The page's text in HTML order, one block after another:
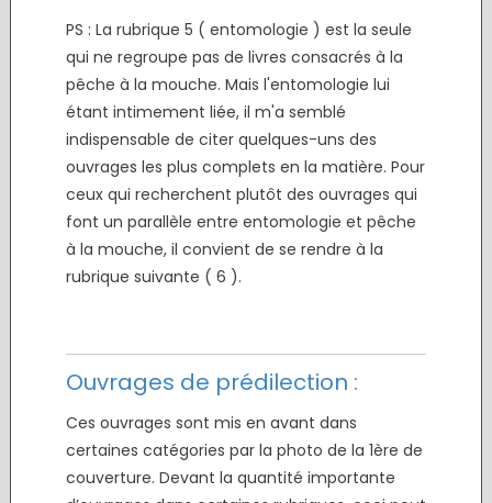
PS : La rubrique 5 ( entomologie ) est la seule
qui ne regroupe pas de livres consacrés à la
pêche à la mouche. Mais l'entomologie lui
étant intimement liée, il m'a semblé
indispensable de citer quelques-uns des
ouvrages les plus complets en la matière. Pour
ceux qui recherchent plutôt des ouvrages qui
font un parallèle entre entomologie et pêche
à la mouche, il convient de se rendre à la
rubrique suivante ( 6 ).
Ouvrages de prédilection :
Ces ouvrages sont mis en avant dans
certaines catégories par la photo de la 1ère de
couverture. Devant la quantité importante